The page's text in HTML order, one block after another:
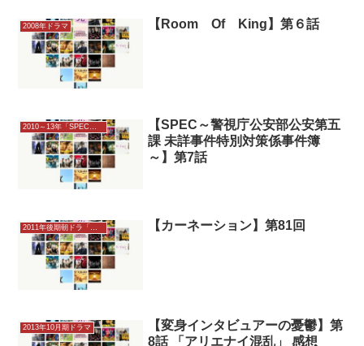
2008年ドラマ 【Room Of King】第６話
2010～13年「SPEC～警視庁公安部公安…未詳」
【SPEC～警視庁公安部公安第五
課 未詳事件特別対策係事件簿
～】第7話
【カーネーション】第81回
2013年10月期ドラマ
【変身インタビュアーの憂鬱】第
8話 「アリエナイ混乱」 感想